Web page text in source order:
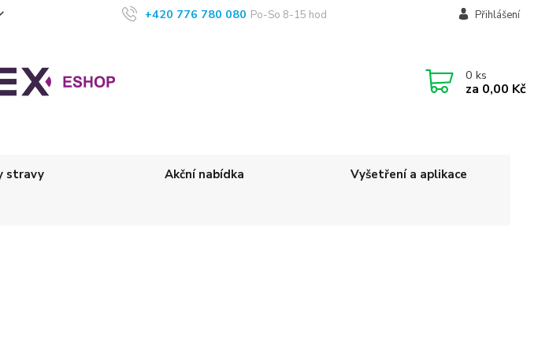
Přihlášení
+420 776 780 080 Po-So 8-15 hod
0 ks
za 0,00 Kč
stravy Akční nabídka Vyšetření a aplikace